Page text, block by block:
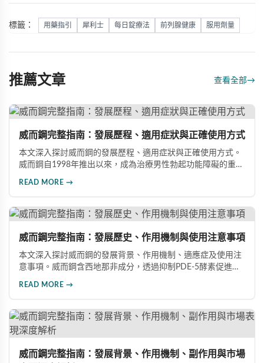
標籤： 用藥指引 犀利士 每日錠療法 前列腺健康 服用劑量
推薦文章 查看全部→
威而鋼完整指南：發展歷程、適用症狀與正確使用方式
本文深入探討威而鋼的發展歷程、適用症狀與正確使用方式。
威而鋼自1998年推出以來，成為治療男性勃起功能障礙的重要
READ MORE →
威而鋼完整指南：發展歷史、作用機制與使用注意事項
本文深入探討威而鋼的發展背景、作用機制、適應症及使用注
意事項。威而鋼含西地那非成分，透過抑制PDE-5酵素促進血
READ MORE →
威而鋼完整指南：發展背景、作用機制、副作用與市場